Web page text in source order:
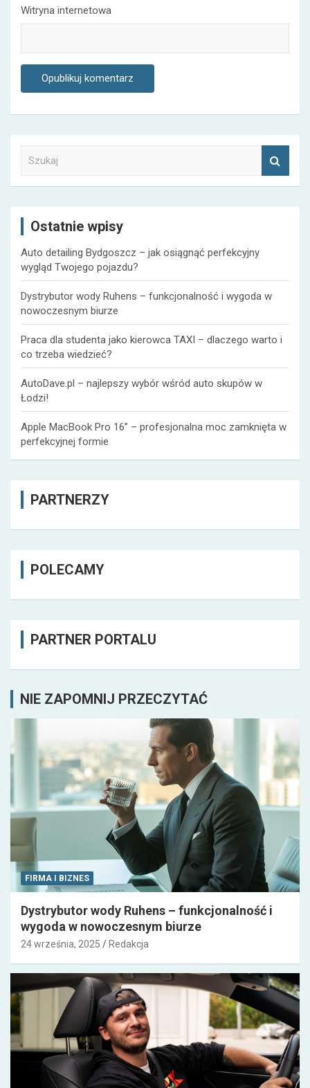
Witryna internetowa
Ostatnie wpisy
Auto detailing Bydgoszcz – jak osiągnąć perfekcyjny
wygląd Twojego pojazdu?
Dystrybutor wody Ruhens – funkcjonalność i wygoda w
nowoczesnym biurze
Praca dla studenta jako kierowca TAXI – dlaczego warto i
co trzeba wiedzieć?
AutoDave.pl – najlepszy wybór wśród auto skupów w
Łodzi!
Apple MacBook Pro 16” – profesjonalna moc zamknięta w
perfekcyjnej formie
PARTNERZY
POLECAMY
PARTNER PORTALU
NIE ZAPOMNIJ PRZECZYTAĆ
FIRMA I BIZNES
Dystrybutor wody Ruhens – funkcjonalność i
wygoda w nowoczesnym biurze
24 września, 2025 Redakcja